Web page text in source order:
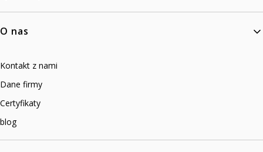
O nas
Kontakt z nami
Dane firmy
Certyfikaty
blog